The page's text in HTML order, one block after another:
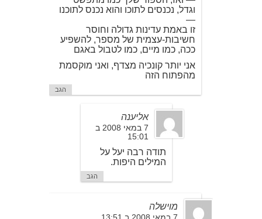
וגדל, נכנסים לתוכו והוא נכנס לתוכנו
—
זו באמת עדינות גדולה וחוסר
חשיבות-עצמית של מספר, להשפיע
ככה, כמו מיים, כמו לטבול באגם
אני יותר קונכיה מצדף, ואני מוקסמת
מהפתוח הזה
הגב
אליענה
7 במאי 2008 ב
15:01
תודה רבה יעל על
המילים היפות.
הגב
מוישלה